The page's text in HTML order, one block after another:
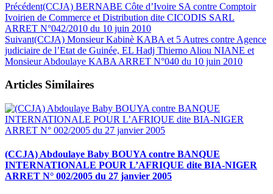
Précédent(CCJA) BERNABE Côte d’Ivoire SA contre Comptoir
Ivoirien de Commerce et Distribution dite CICODIS SARL
ARRET N°042/2010 du 10 juin 2010
Suivant(CCJA) Monsieur Kabinè KABA et 5 Autres contre Agence
judiciaire de l’Etat de Guinée, EL Hadj Thierno Aliou NIANE et
Monsieur Abdoulaye KABA ARRET N°040 du 10 juin 2010
Articles Similaires
(CCJA) Abdoulaye Baby BOUYA contre BANQUE
INTERNATIONALE POUR L’AFRIQUE dite BIA-NIGER
ARRET N° 002/2005 du 27 janvier 2005